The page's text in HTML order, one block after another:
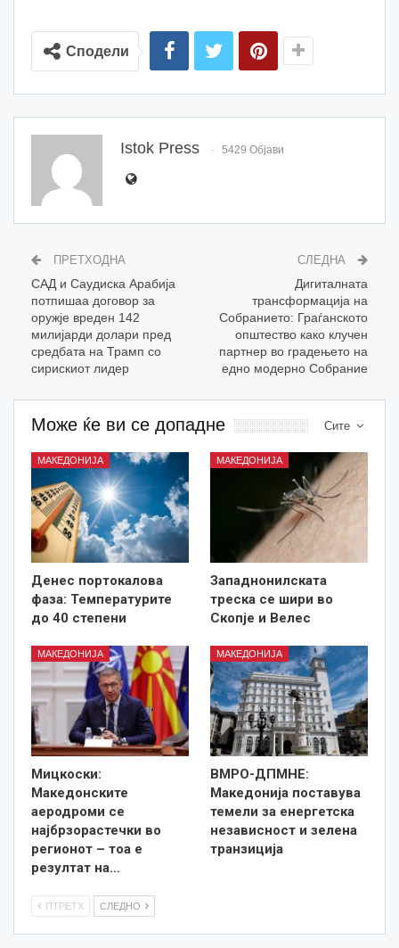
Сподели
Istok Press 5429 Објави
ПРЕТХОДНА
САД и Саудиска Арабија
потпишаа договор за
оружје вреден 142
милијарди долари пред
средбата на Трамп со
сирискиот лидер
СЛЕДНА
Дигиталната
трансформација на
Собранието: Граѓанското
општество како клучен
партнер во градењето на
едно модерно Собрание
Сите
Може ќе ви се допадне
МАКЕДОНИЈА
Денес портокалова
фаза: Температурите
до 40 степени
МАКЕДОНИЈА
Западнонилската
треска се шири во
Скопје и Велес
МАКЕДОНИЈА
Мицкоски:
Македонските
аеродроми се
најбрзорастечки во
регионот – тоа е
резултат на…
МАКЕДОНИЈА
ВМРО-ДПМНЕ:
Македонија поставува
темели за енергетска
независност и зелена
транзиција
ПТРЕТХ СЛЕДНО